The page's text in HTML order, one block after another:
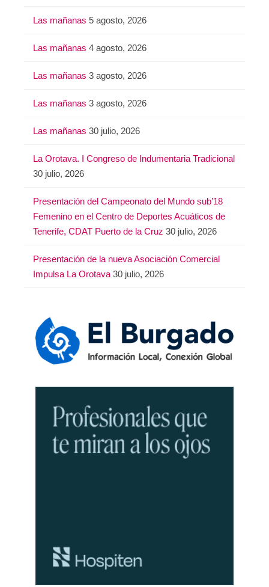
Las mañanas 5 agosto, 2026
Las mañanas 4 agosto, 2026
Las mañanas 3 agosto, 2026
Las mañanas 3 agosto, 2026
Las mañanas 30 julio, 2026
La Orotava. I Congreso de Indumentaria Tradicional
30 julio, 2026
Presentación del Campeonato del Mundo sub’18
Femenino en el Centro de Deportes Acuáticos de
Tenerife, CDAT Puerto de la Cruz 30 julio, 2026
Presentación de la nueva Asociación Comercial
Impulsa La Orotava 30 julio, 2026